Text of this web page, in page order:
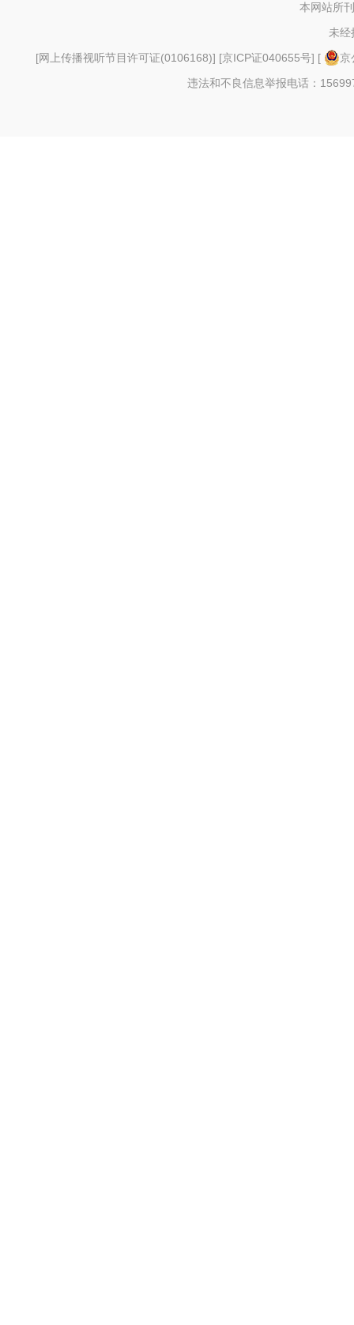
本网站所
未经
[网上传播视听节目许可证(0106168)] [京ICP证040655号] [
京
违法和不良信息举报电话：